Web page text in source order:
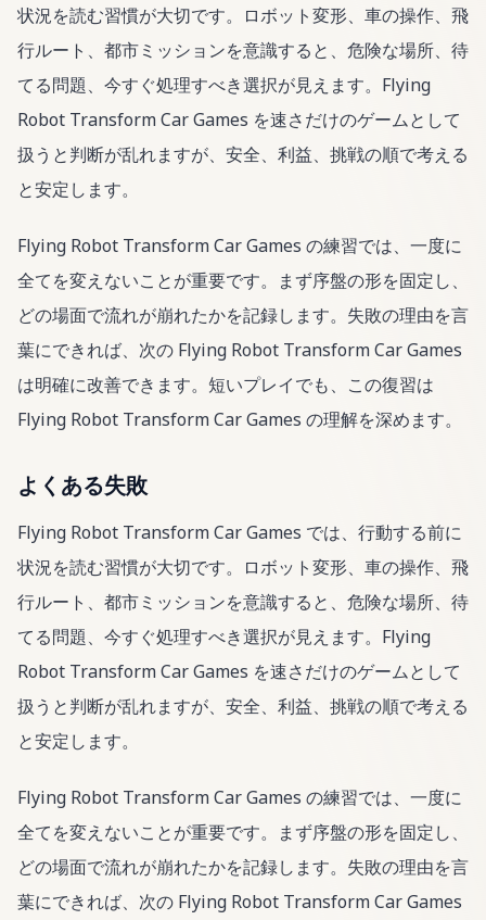
状況を読む習慣が大切です。ロボット変形、車の操作、飛
行ルート、都市ミッションを意識すると、危険な場所、待
てる問題、今すぐ処理すべき選択が見えます。Flying
Robot Transform Car Games を速さだけのゲームとして
扱うと判断が乱れますが、安全、利益、挑戦の順で考える
と安定します。
Flying Robot Transform Car Games の練習では、一度に
全てを変えないことが重要です。まず序盤の形を固定し、
どの場面で流れが崩れたかを記録します。失敗の理由を言
葉にできれば、次の Flying Robot Transform Car Games
は明確に改善できます。短いプレイでも、この復習は
Flying Robot Transform Car Games の理解を深めます。
よくある失敗
Flying Robot Transform Car Games では、行動する前に
状況を読む習慣が大切です。ロボット変形、車の操作、飛
行ルート、都市ミッションを意識すると、危険な場所、待
てる問題、今すぐ処理すべき選択が見えます。Flying
Robot Transform Car Games を速さだけのゲームとして
扱うと判断が乱れますが、安全、利益、挑戦の順で考える
と安定します。
Flying Robot Transform Car Games の練習では、一度に
全てを変えないことが重要です。まず序盤の形を固定し、
どの場面で流れが崩れたかを記録します。失敗の理由を言
葉にできれば、次の Flying Robot Transform Car Games